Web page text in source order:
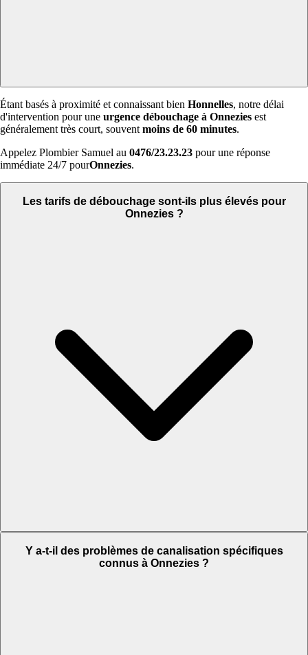
Étant basés à proximité et connaissant bien Honnelles, notre délai
d'intervention pour une urgence débouchage à Onnezies est
généralement très court, souvent moins de 60 minutes.
Appelez Plombier Samuel au 0476/23.23.23 pour une réponse
immédiate 24/7 pourOnnezies.
Les tarifs de débouchage sont-ils plus élevés pour
Onnezies ?
Y a-t-il des problèmes de canalisation spécifiques
connus à Onnezies ?